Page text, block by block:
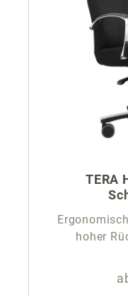
TERA
hoher